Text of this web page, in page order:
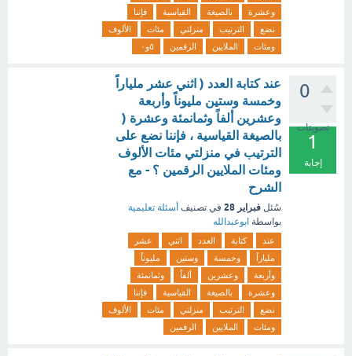
وعشرة
بالصيغة القياسية
فإننا
نضع
الترتيب منزلتي مئات
الألوف
ومئات
الملايين الرقمين ٥و٠
0
تصويتات
1
إجابة
عند كتابة العدد ( اثني عشر ملياراً
وخمسة وستين مليوناً وأربعة
وعشرين ألفاً وثمانمئة وعشرة (
بالصيغة القياسية ، فإننا نضع على
الترتيب في منزلتي مئات الألوف
ومئات الملايين الرقمين ؟ - مع
الشرح
سُئل فبراير 28 في تصنيف أسئلة تعليمية
بواسطة ابوعبدالله
عند كتابة العدد اثني
عشر
ملياراً
وخمسة وستين
مليوناً
وأربعة
وعشرين ألفاً
وثمانمئة
وعشرة
بالصيغة القياسية
فإننا
نضع
الترتيب منزلتي مئات
الألوف
ومئات
الملايين الرقمين